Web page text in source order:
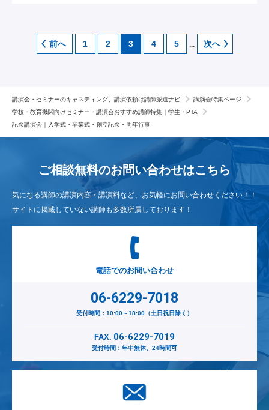
前へ 1 2 3 4 5 ... 次へ
講演会・セミナーのキャスティング、講演依頼は講師派遣ナビ
講演会特集ページ
学校・教育機関向けセミナー・講演会おすすめ講師特集｜学生・PTA
記念講演会｜入学式・卒業式・創立記念・周年行事
ご相談無料のお問い合わせはこちら
気になる講師の講演内容・講演料など、お気軽にお問い合わせください！！
サイトに掲載していない講師も多数所属しております！
電話でのお問い合わせ
06-6229-7018
受付時間：10:00～18:00（土日祝日除く）
FAX. 06-6229-7019
受付時間：年中無休、24時間可